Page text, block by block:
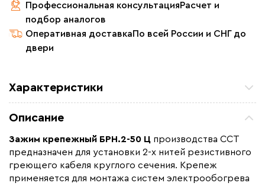
Профессиональная консультацияРасчет и
подбор аналогов
Оперативная доставкаПо всей России и СНГ до
двери
Характеристики
кровли
Макс. рабочая температура (C) +200
Страна производства Россия
Описание
Зажим крепежный БРН.2-50 Ц производства ССТ
предназначен для установки 2-х нитей резистивного
греющего кабеля круглого сечения. Крепеж
применяется для монтажа систем электрообогрева